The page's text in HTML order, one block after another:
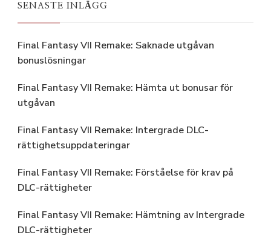
SENASTE INLÄGG
Final Fantasy VII Remake: Saknade utgåvan
bonuslösningar
Final Fantasy VII Remake: Hämta ut bonusar för
utgåvan
Final Fantasy VII Remake: Intergrade DLC-
rättighetsuppdateringar
Final Fantasy VII Remake: Förståelse för krav på
DLC-rättigheter
Final Fantasy VII Remake: Hämtning av Intergrade
DLC-rättigheter